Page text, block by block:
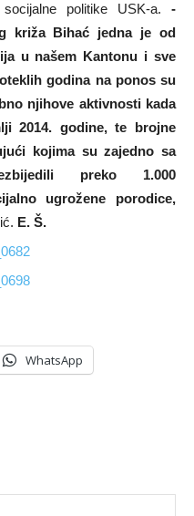
politike USK-a. -
križa Bihać jedna je od
u našem Kantonu i sve
godina na ponos su
njihove aktivnosti kada
2014. godine, te brojne
kojima su zajedno sa
preko 1.000
ugrožene porodice,
E. Š.
WhatsApp